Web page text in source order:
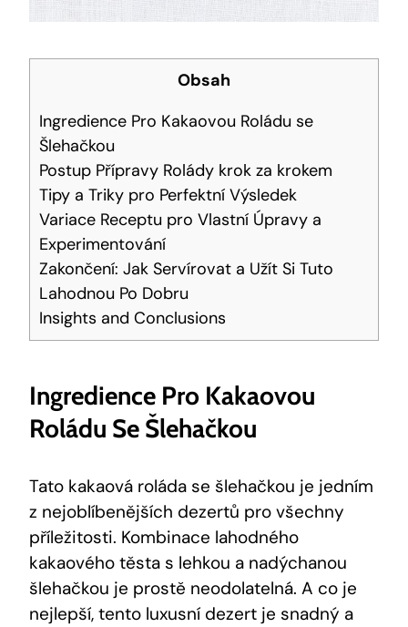
Obsah
Ingredience Pro Kakaovou Roládu se
Šlehačkou
Postup Přípravy Rolády krok za krokem
Tipy a Triky pro Perfektní Výsledek
Variace Receptu pro Vlastní Úpravy a
Experimentování
Zakončení: Jak Servírovat a Užít Si Tuto
Lahodnou Po Dobru
Insights and Conclusions
Ingredience Pro Kakaovou
Roládu Se Šlehačkou
Tato kakaová roláda se šlehačkou je jedním
z nejoblíbenějších dezertů pro všechny
příležitosti. Kombinace lahodného
kakaového těsta s lehkou a nadýchanou
šlehačkou je prostě neodolatelná. A co je
nejlepší, tento luxusní dezert je snadný a